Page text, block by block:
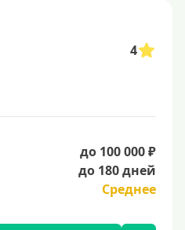
4
до 100 000 ₽
до 180 дней
Среднее